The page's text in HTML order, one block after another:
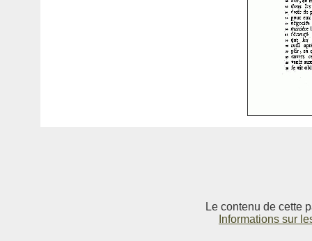
Le contenu de cette
Informations sur